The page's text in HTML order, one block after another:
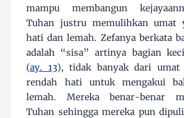
mampu membangun
Tuhan justru memulihkan umat
hati dan lemah. Zefanya berkata
adalah “sisa” artinya bagian
(ay. 13), tidak banyak dari umat
rendah hati untuk mengakui
lemah. Mereka benar-benar
Tuhan sehingga mereka pun